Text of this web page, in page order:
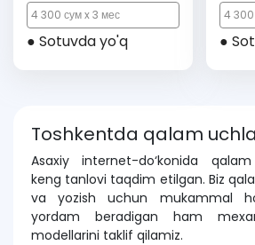
4 300 сум x 3 мес
● Sotuvda yo'q
4 300
●
Toshkentda qalam
Asaxiy internet-do‘konida
keng tanlovi taqdim etilgan. Biz
va yozish uchun mukammal
yordam beradigan ham
modellarini taklif qilamiz.